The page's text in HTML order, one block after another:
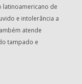
latinoamericano de
e intolerância a
atende
tampado e